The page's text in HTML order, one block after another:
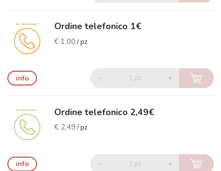
Ordine telefonico 1€
€ 1,00 / pz
info - 1 pz +
Ordine telefonico 2,49€
€ 2,49 / pz
info - 1 pz +